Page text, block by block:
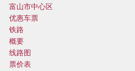
富山市中心区
优惠车票
铁路
概要
线路图
票价表